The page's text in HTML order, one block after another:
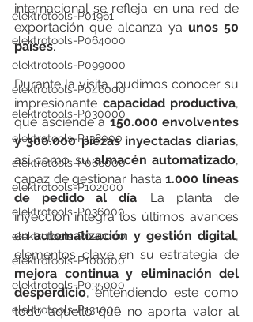
elektrotools-P01961
elektrotools-P064000
elektrotools-P099000
elektrotools-P046000
elektrotools-P030000
elektrotools-P138000
elektrotools-P066000
elektrotools-P102000
elektrotools-P036000
elektrotools-P020000
elektrotools-P100000
elektrotools-P035000
elektrotools-P131000
internacional se refleja en una red de
exportación que alcanza ya unos 50
países.
Durante la visita, pudimos conocer su
impresionante capacidad productiva,
que asciende a 150.000 envolventes
y 300.000 piezas inyectadas diarias,
así como su almacén automatizado,
capaz de gestionar hasta 1.000 líneas
de pedido al día. La planta de
inyección integra los últimos avances
en automatización y gestión digital,
mejora continua y eliminación del
desperdicio, entendiendo este como
todo aquello que no aporta valor al